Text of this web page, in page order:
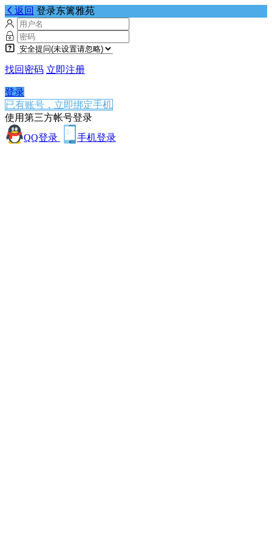
返回 登录东篱雅苑
找回密码 立即注册
登录
已有账号，立即绑定手机
使用第三方帐号登录
QQ登录
手机登录